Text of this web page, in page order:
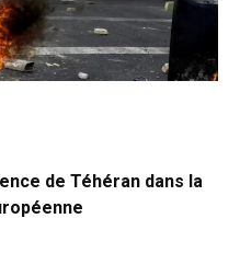
de Téhéran dans la